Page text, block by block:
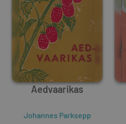
Aedvaarikas
Johannes Parksepp